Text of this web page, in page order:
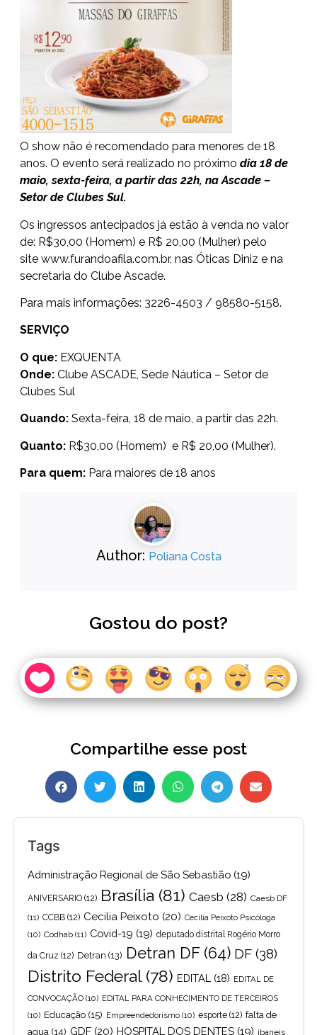
O show não é recomendado para menores de 18
anos. O evento será realizado no próximo dia 18 de
maio, sexta-feira, a partir das 22h, na Ascade –
Setor de Clubes Sul.
Os ingressos antecipados já estão à venda no valor
de: R$30,00 (Homem) e R$ 20,00 (Mulher) pelo
site www.furandoafila.com.br, nas Óticas Diniz e na
secretaria do Clube Ascade.
Para mais informações: 3226-4503 / 98580-5158.
SERVIÇO
O que: EXQUENTA
Onde: Clube ASCADE, Sede Náutica – Setor de
Clubes Sul
Quando: Sexta-feira, 18 de maio, a partir das 22h.
Quanto: R$30,00 (Homem) e R$ 20,00 (Mulher).
Para quem: Para maiores de 18 anos
Author: Poliana Costa
Gostou do post?
Compartilhe esse post
Tags
Administração Regional de São Sebastião (19)
ANIVERSARIO (12) Brasília (81) Caesb (28) Caesb DF
(11) CCBB (12) Cecilia Peixoto (20) Cecília Peixoto Psicóloga
(10) Codhab (11) Covid-19 (19) deputado distrital Rogério Morro
da Cruz (12) Detran (13) Detran DF(64) DF (38)
Distrito Federal(78) EDITAL (18) EDITAL DE
CONVOCAÇÃO (10) EDITAL PARA CONHECIMENTO DE TERCEIROS
(10) Educação (15) Empreendedorismo (10) esporte (12) falta de
agua (14) GDF (20) HOSPITAL DOS DENTES (19) ibaneis